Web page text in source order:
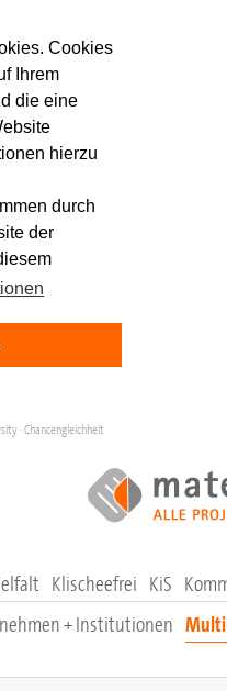
Cookies
Ihrem
die eine
hierzu
durch
der
· Chancengleichheit
+ Institutionen
Klischeefrei KiS